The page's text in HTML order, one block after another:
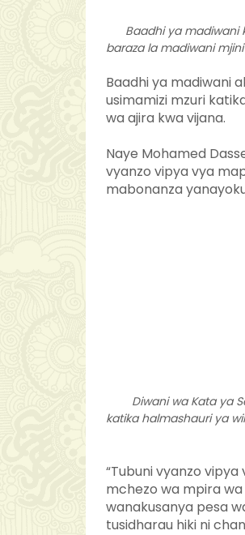
Baadhi ya madiwani
baraza la madiwani
Baadhi ya madiwani
usimamizi mzuri
wa ajira kwa vijana.
Naye Mohamed
vyanzo vipya vya
mabonanza
Diwani wa Kata ya
katika halmashauri ya
“Tubuni vyanzo
mchezo wa mpira
wanakusanya pesa
tusidharau hiki ni